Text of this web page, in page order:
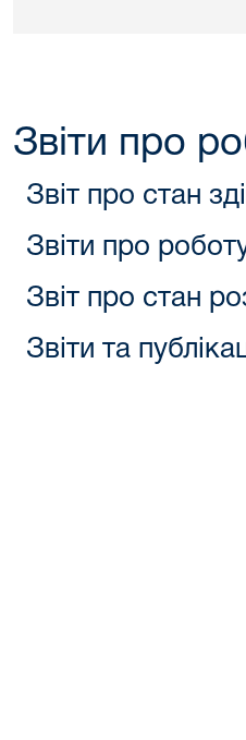
Звіти про
Звіт про стан
Звіти про
Звіт про стан
Звіти та